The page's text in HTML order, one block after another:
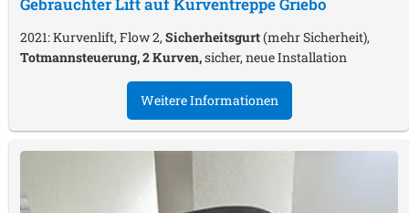
2021: Kurvenlift, Flow 2, Sicherheitsgurt(mehr Sicherheit),
Totmannsteuerung, 2 Kurven,sicher, neue Installation
Weitere Informationen